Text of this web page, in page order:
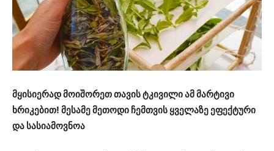
მყისიერად მოიშორეთ თავის ტკივილი ამ მარტივი
ხრიკებით! მესამე მეთოდი ჩემთვის ყველაზე ეფექტური
და სასიამოვნოა